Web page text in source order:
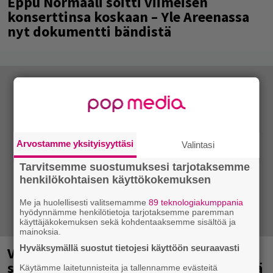
konserttinsa koskaan – Yle Areenassa
nyt dokumentti bändistä
Vilma Alinalta uusi single – ”Tarina
siitä, miltä tuntuu kävellä pää pystyssä
Arvostamme yksityisyyttäsi Valintasi
Tarvitsemme suostumuksesi tarjotaksemme
henkilökohtaisen käyttökokemuksen
Me ja huolellisesti valitsemamme89 teknologiakumppania
hyödynnämme henkilötietoja tarjotaksemme paremman
käyttäjäkokemuksen sekä kohdentaaksemme sisältöä ja
mainoksia.
Hyväksymällä suostut tietojesi käyttöön seuraavasti
Käytämme laitetunnisteita ja tallennamme evästeitä